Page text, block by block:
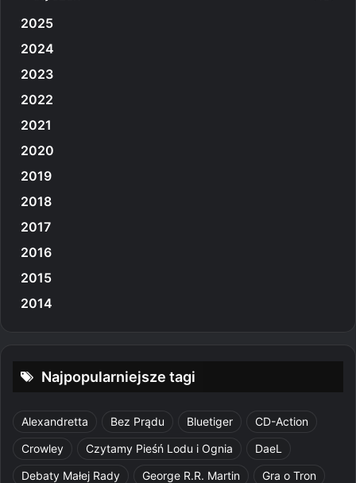
2025
2024
2023
2022
2021
2020
2019
2018
2017
2016
2015
2014
Najpopularniejsze tagi
Alexandretta Bez Prądu Bluetiger
CD-Action
Crowley
Czytamy Pieśń Lodu i Ognia
DaeL
Debaty Małej Rady
George R.R. Martin
Gra o Tron